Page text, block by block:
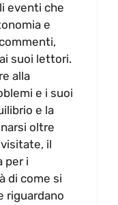
eventi che
e
suoi lettori.
alla
e i suoi
e la
oltre
il
per i
di come si
riguardano